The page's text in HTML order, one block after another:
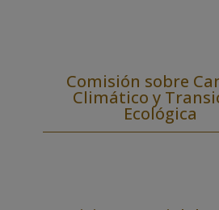
Comisión sobre
Climático y
Ecológica